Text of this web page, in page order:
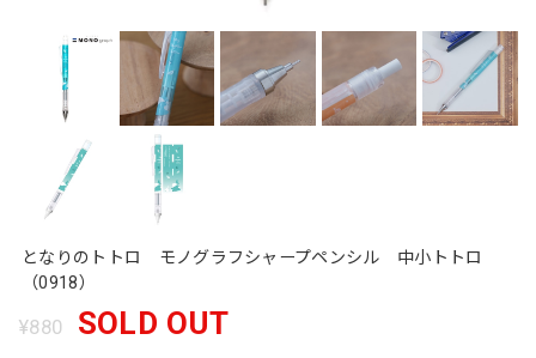
となりのトトロ モノグラフシャープペンシル 中小トトロ
（0918）
¥880 SOLD OUT